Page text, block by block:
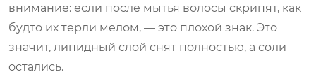
внимание: если после мытья волосы скрипят, как
будто их терли мелом, — это плохой знак. Это
значит, липидный слой снят полностью, а соли
остались.